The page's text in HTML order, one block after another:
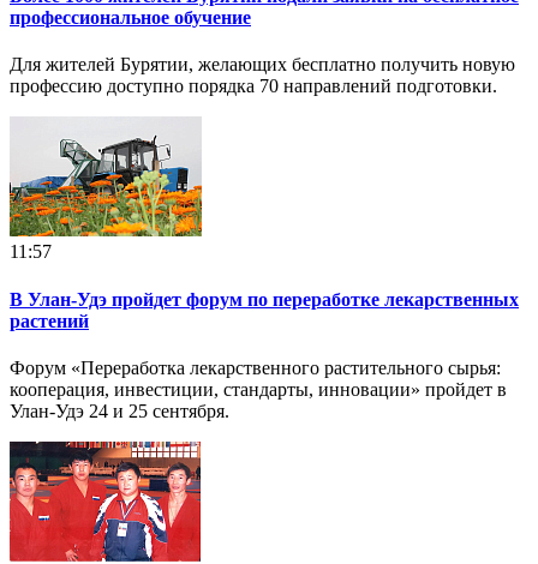
профессиональное обучение
Для жителей Бурятии, желающих бесплатно получить новую
профессию доступно порядка 70 направлений подготовки.
11:57
В Улан-Удэ пройдет форум по переработке лекарственных
растений
Форум «Переработка лекарственного растительного сырья:
кооперация, инвестиции, стандарты, инновации» пройдет в
Улан-Удэ 24 и 25 сентября.